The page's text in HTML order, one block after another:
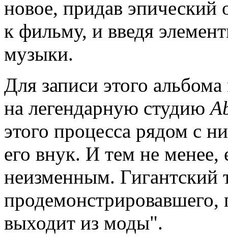
новое, придав эпический
к фильму, и введя
музыки.
Для записи этого
на легендарную студию
этого процесса рядом с
его внук. И тем не менее,
неизменным. Гигантский
продемонстрировавшего,
выходит из моды".